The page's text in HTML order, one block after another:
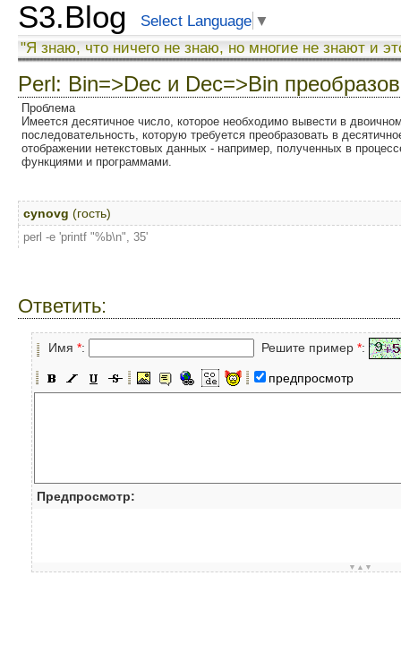
S3.Blog Select Language ▼
"Я знаю, что ничего не знаю, но многие не знают и
Perl: Bin=>Dec и Dec=>Bin
Проблема
Имеется десятичное число, которое необходимо вывести в
последовательность, которую требуется преобразовать в
отображении нетекстовых данных - например, полученных в
функциями и программами.
cynovg (гость)
perl -e 'printf "%b\n", 35'
Ответить:
Имя *: Решите пример *:
предпросмотр
Предпросмотр:
▼▲▼